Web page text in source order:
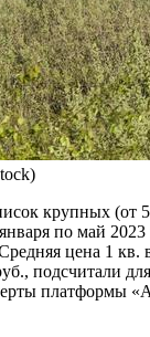
крупных (от
по май
цена 1 кв.
подсчитали
платформы